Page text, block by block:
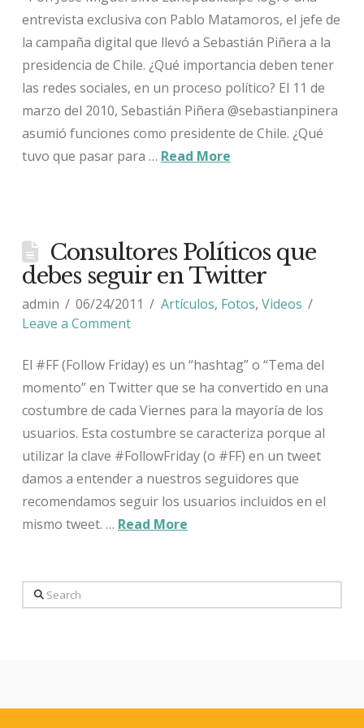
entrevista exclusiva con Pablo Matamoros, el jefe de
la campaña digital que llevó a Sebastián Piñera a la
presidencia de Chile. ¿Qué importancia deben tener
las redes sociales, en un proceso político? El 11 de
marzo del 2010, Sebastián Piñera @sebastianpinera
asumió funciones como presidente de Chile. ¿Qué
tuvo que pasar para … Read More
Consultores Políticos que
debes seguir en Twitter
admin 06/24/2011 Artículos, Fotos, Videos
Leave a Comment
El #FF (Follow Friday) es un “hashtag” o “Tema del
momento” en Twitter que se ha convertido en una
costumbre de cada Viernes para la mayoría de los
usuarios. Esta costumbre se caracteriza porque al
utilizar la clave #FollowFriday (o #FF) en un tweet
damos a entender a nuestros seguidores que
recomendamos seguir los usuarios incluidos en el
mismo tweet. … Read More
Search